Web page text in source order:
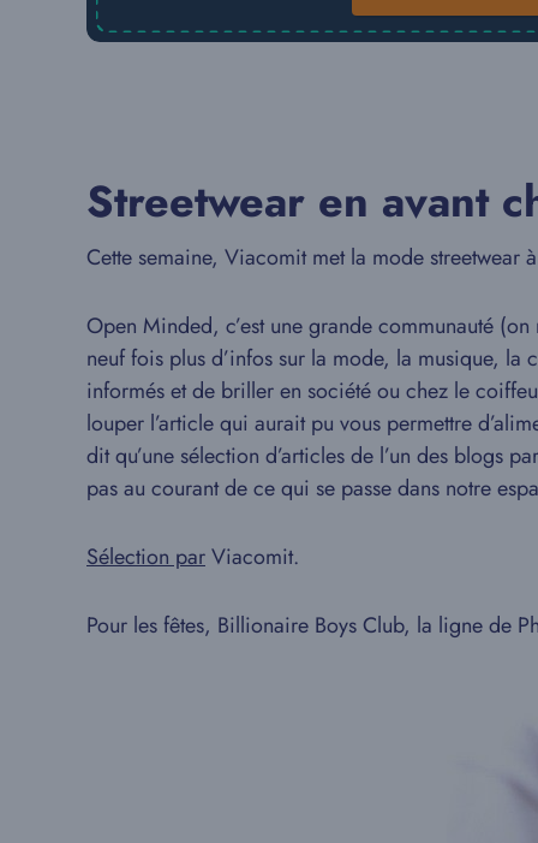
Streetwear en avant
Cette semaine, Viacomit met la mode streetwear
Open Minded, c’est une grande communauté
neuf fois plus d’infos sur la mode, la musique,
informés et de briller en société ou chez le
louper l’article qui aurait pu vous permettre
dit qu’une sélection d’articles de l’un des blogs
pas au courant de ce qui se passe dans notre
Sélection parViacomit.
Pour les fêtes, Billionaire Boys Club, la ligne de